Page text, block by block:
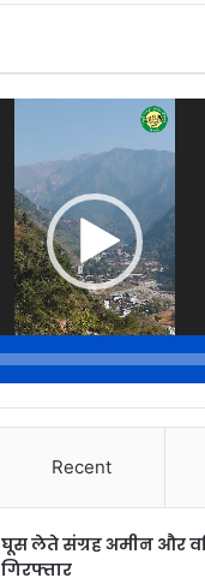
Recent
घूस लेते संग्रह अमीन और
गिरफ्तार